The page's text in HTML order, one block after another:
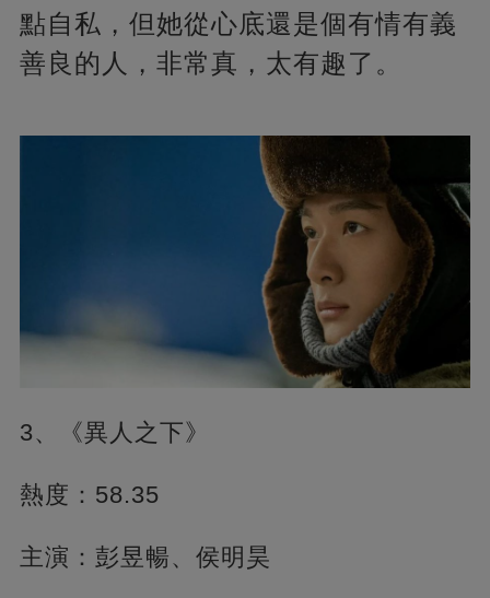
點自私，但她從心底還是個有情有義
善良的人，非常真，太有趣了。
3、《異人之下》
熱度：58.35
主演：彭昱暢、侯明昊